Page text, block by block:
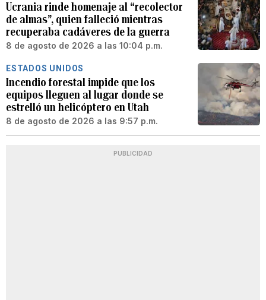
Ucrania rinde homenaje al “recolector
de almas”, quien falleció mientras
recuperaba cadáveres de la guerra
8 de agosto de 2026 a las 10:04 p.m.
ESTADOS UNIDOS
Incendio forestal impide que los
equipos lleguen al lugar donde se
estrelló un helicóptero en Utah
8 de agosto de 2026 a las 9:57 p.m.
PUBLICIDAD